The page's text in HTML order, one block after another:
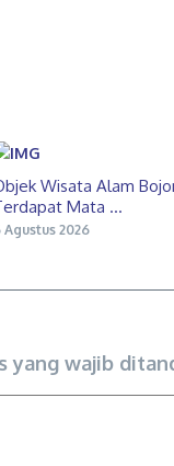
Wisata Alam
Mata ...
Agustus 2026
yang wajib